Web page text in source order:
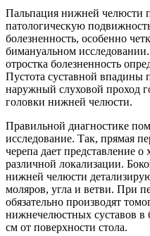
Пальпация нижней челюсти
патологическую
болезненность, особенно
бимануальном
отростка болезненность
Пустота суставной впадины
наружный слуховой проход
головки нижней челюсти.
Правильной диагностике
исследование. Так, прямая
черепа дает представление
различной локализации.
нижней челюсти
моляров, угла и ветви. При
обязательно производят
нижнечелюстных суставов в
см от поверхности стола.